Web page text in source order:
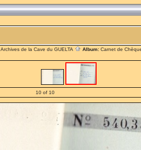
Archives de la Cave du GUELTA Album: Carnet de
10 of 10